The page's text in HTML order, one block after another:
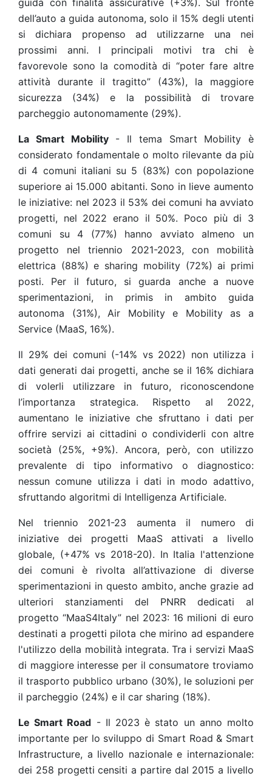
guida con finalità assicurative (+3%). Sul fronte
dell’auto a guida autonoma, solo il 15% degli utenti
si dichiara propenso ad utilizzarne una nei
prossimi anni. I principali motivi tra chi è
favorevole sono la comodità di “poter fare altre
attività durante il tragitto” (43%), la maggiore
sicurezza (34%) e la possibilità di trovare
parcheggio autonomamente (29%).
La Smart Mobility
- Il tema Smart Mobility è
considerato fondamentale o molto rilevante da più
di 4 comuni italiani su 5 (83%) con popolazione
superiore ai 15.000 abitanti. Sono in lieve aumento
le iniziative: nel 2023 il 53% dei comuni ha avviato
progetti, nel 2022 erano il 50%. Poco più di 3
comuni su 4 (77%) hanno avviato almeno un
progetto nel triennio 2021-2023, con mobilità
elettrica (88%) e sharing mobility (72%) ai primi
posti. Per il futuro, si guarda anche a nuove
sperimentazioni, in primis in ambito guida
autonoma (31%), Air Mobility e Mobility as a
Service (MaaS, 16%).
Il 29% dei comuni (-14% vs 2022) non utilizza i
dati generati dai progetti, anche se il 16% dichiara
di volerli utilizzare in futuro, riconoscendone
l’importanza strategica. Rispetto al 2022,
aumentano le iniziative che sfruttano i dati per
offrire servizi ai cittadini o condividerli con altre
società (25%, +9%). Ancora, però, con utilizzo
prevalente di tipo informativo o diagnostico:
nessun comune utilizza i dati in modo adattivo,
sfruttando algoritmi di Intelligenza Artificiale.
Nel triennio 2021-23 aumenta il numero di
iniziative dei progetti MaaS attivati a livello
globale, (+47% vs 2018-20). In Italia l'attenzione
dei comuni è rivolta all’attivazione di diverse
sperimentazioni in questo ambito, anche grazie ad
ulteriori stanziamenti del PNRR dedicati al
progetto “MaaS4Italy” nel 2023: 16 milioni di euro
destinati a progetti pilota che mirino ad espandere
l'utilizzo della mobilità integrata. Tra i servizi MaaS
di maggiore interesse per il consumatore troviamo
il trasporto pubblico urbano (30%), le soluzioni per
il parcheggio (24%) e il car sharing (18%).
Le Smart Road - Il 2023 è stato un anno molto
importante per lo sviluppo di Smart Road & Smart
Infrastructure, a livello nazionale e internazionale:
dei 258 progetti censiti a partire dal 2015 a livello